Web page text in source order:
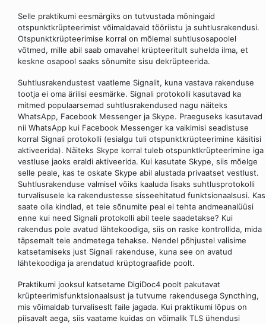
Selle praktikumi eesmärgiks on tutvustada mõningaid
otspunktkrüpteerimist võimaldavaid tööriistu ja suhtlusrakendusi.
Otspunktkrüpteerimise korral on mõlemal suhtlusosapoolel
võtmed, mille abil saab omavahel krüpteeritult suhelda ilma, et
keskne osapool saaks sõnumite sisu dekrüpteerida.
Suhtlusrakendustest vaatleme Signalit, kuna vastava rakenduse
tootja ei oma ärilisi eesmärke. Signali protokolli kasutavad ka
mitmed populaarsemad suhtlusrakendused nagu näiteks
WhatsApp, Facebook Messenger ja Skype. Praeguseks kasutavad
nii WhatsApp kui Facebook Messenger ka vaikimisi seadistuse
korral Signali protokolli (esialgu tuli otspunktkrüpteerimine käsitisi
aktiveerida). Näiteks Skype korral tuleb otspunktkrüpteerimine iga
vestluse jaoks eraldi aktiveerida. Kui kasutate Skype, siis mõelge
selle peale, kas te oskate Skype abil alustada privaatset vestlust.
Suhtlusrakenduse valmisel võiks kaaluda lisaks suhtlusprotokolli
turvalisusele ka rakendustesse sisseehitatud funktsionaalsusi. Kas
saate olla kindlad, et teie sõnumite peal ei tehta andmeanalüüsi
enne kui need Signali protokolli abil teele saadetakse? Kui
rakendus pole avatud lähtekoodiga, siis on raske kontrollida, mida
täpsemalt teie andmetega tehakse. Nendel põhjustel valisime
katsetamiseks just Signali rakenduse, kuna see on avatud
lähtekoodiga ja arendatud krüptograafide poolt.
Praktikumi jooksul katsetame DigiDoc4 poolt pakutavat
krüpteerimisfunktsionaalsust ja tutvume rakendusega Syncthing,
mis võimaldab turvaliseslt faile jagada. Kui praktikumi lõpus on
piisavalt aega, siis vaatame kuidas on võimalik TLS ühendusi